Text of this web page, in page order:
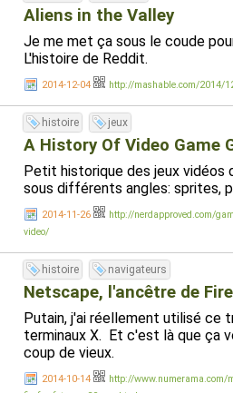
Aliens in the Valley
Je me met ça sous le coude
L'histoire de Reddit.
2014-12-04 http://mashable.com/2014/
histoire jeux
A History Of Video Game
Petit historique des jeux vidéos
sous différents angles: sprites,
2014-11-26
http://nerdapproved.com/
video/
histoire navigateurs
Netscape, l'ancêtre de
Putain, j'ai réellement utilisé ce
terminaux X. Et c'est là que ça
coup de vieux.
2014-10-14
http://www.numerama.com/